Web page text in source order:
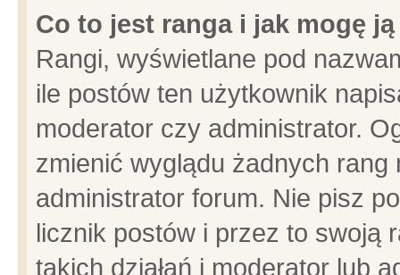
Co to jest ranga i jak mogę
Rangi, wyświetlane pod
ile postów ten użytkownik
moderator czy administrator.
zmienić wyglądu żadnych
administrator forum. Nie pisz
licznik postów i przez to swoją
takich działań i moderator lub